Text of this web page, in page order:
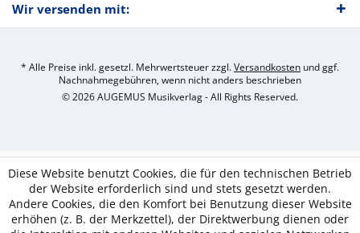
Wir versenden mit:
* Alle Preise inkl. gesetzl. Mehrwertsteuer zzgl.Versandkosten und ggf.
Nachnahmegebühren, wenn nicht anders beschrieben
© 2026 AUGEMUS Musikverlag - All Rights Reserved.
Diese Website benutzt Cookies, die für den technischen Betrieb
der Website erforderlich sind und stets gesetzt werden.
Andere Cookies, die den Komfort bei Benutzung dieser Website
erhöhen (z. B. der Merkzettel), der Direktwerbung dienen oder